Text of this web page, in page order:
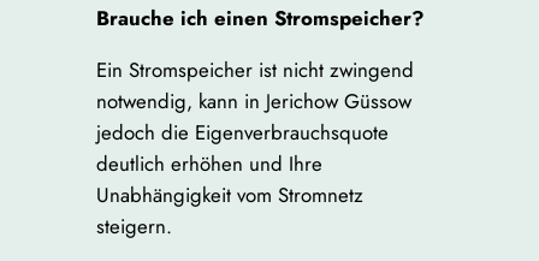
Brauche ich einen Stromspeicher?
Ein Stromspeicher ist nicht zwingend
notwendig, kann in Jerichow Güssow
jedoch die Eigenverbrauchsquote
deutlich erhöhen und Ihre
Unabhängigkeit vom Stromnetz
steigern.